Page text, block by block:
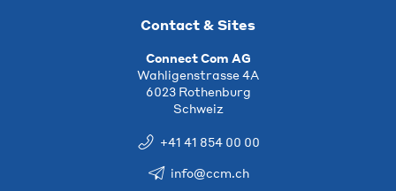
Contact & Sites
Connect Com AG
Wahligenstrasse 4A
6023 Rothenburg
Schweiz
+41 41 854 00 00
info@ccm.ch